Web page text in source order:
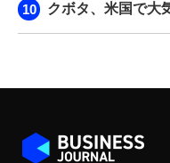
クボタ、米国で大